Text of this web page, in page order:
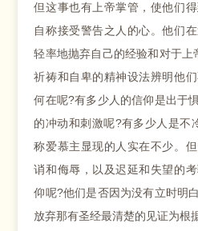
但这事也有上帝掌管，使他们
自称接受警告之人的心。他们
轻率地抛弃自己的经验和对于
祈祷和自卑的精神设法辨明他
何在呢?有多少人的信仰是出于
的冲动和刺激呢?有多少人是不
称爱慕主显现的人实在不少。
诮和侮辱，以及迟延和失望的
仰呢?他们是否因为没有立时明
放弃那有圣经最清楚的见证为根